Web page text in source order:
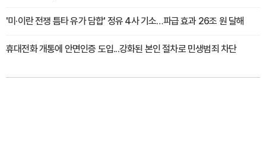
'미·이란 전쟁 틈타 유가 담합' 정유 4사 기소…파급 효과 26조 원 달해
휴대전화 개통에 안면인증 도입...강화된 본인 절차로 민생범죄 차단